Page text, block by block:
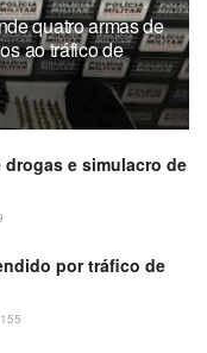
quatro armas de
ao tráfico de
drogas e simulacro de
por tráfico de
155